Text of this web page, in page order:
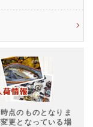
点のものとなりま
更となっている場